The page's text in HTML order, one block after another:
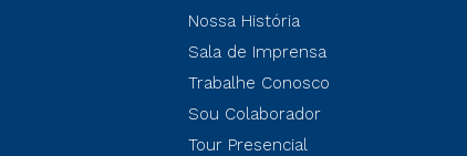
Nossa História
Sala de Imprensa
Trabalhe Conosco
Sou Colaborador
Tour Presencial